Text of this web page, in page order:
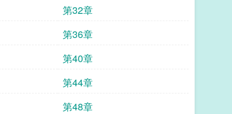
第32章
第36章
第40章
第44章
第48章